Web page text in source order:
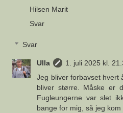
Hilsen Marit
Svar
Svar
Ulla
1. juli 2025 kl.
Jeg bliver forbavset hvert
bliver større. Måske er
Fugleungerne var slet
bange for mig, så jeg